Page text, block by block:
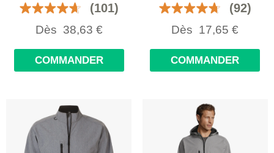
(101)
Dès 38,63 €
COMMANDER
(92)
Dès 17,65 €
COMMANDER